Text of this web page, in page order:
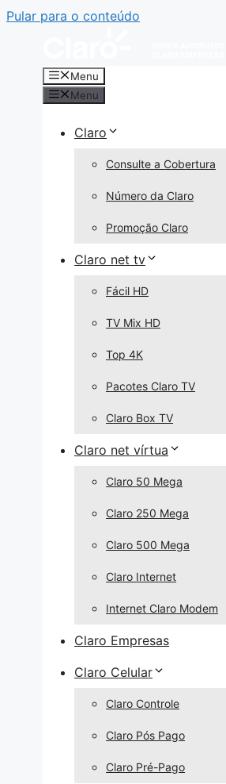
Pular para o conteúdo
Menu
Menu
Claro
Consulte a Cobertura
Número da Claro
Promoção Claro
Claro net tv
Fácil HD
TV Mix HD
Top 4K
Pacotes Claro TV
Claro Box TV
Claro net vírtua
Claro 50 Mega
Claro 250 Mega
Claro 500 Mega
Claro Internet
Internet Claro Modem
Claro Empresas
Claro Celular
Claro Controle
Claro Pós Pago
Claro Pré-Pago